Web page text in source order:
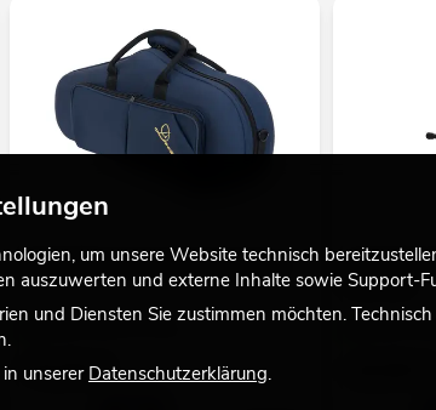
DIMAVERY Soft-Case für Alt-Saxophon
79,90€
DIMAVERY
Klarinette
um unsere Website technisch
auszuwerten und externe Inhalte sowie Support-
und Diensten Sie zustimmen möchten.
unsererDatenschutzerklärung.